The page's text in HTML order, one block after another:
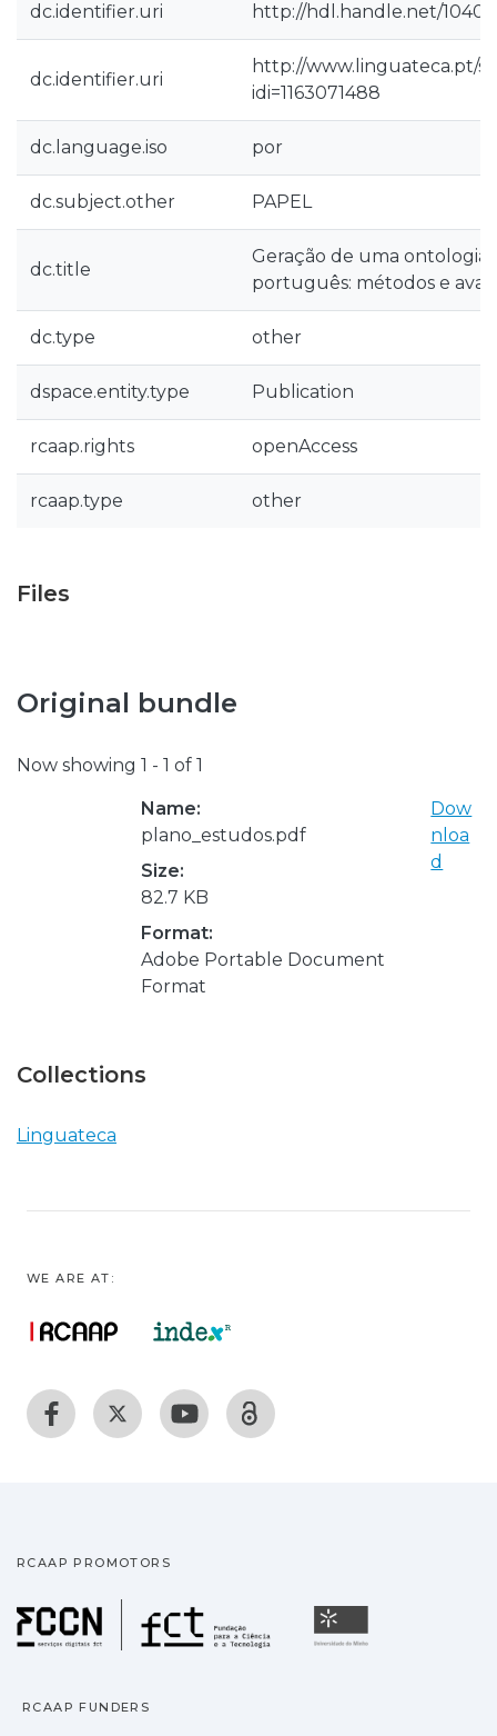
dc.identifier.uri http://hdl.handle.net/
dc.identifier.uri
http://www.linguateca.pt/
idi=1163071488
dc.language.iso por
dc.subject.other PAPEL
dc.title
Geração de uma ontologia
português: métodos e
dc.type other
dspace.entity.type Publication
rcaap.rights openAccess
rcaap.type other
Files
Original bundle
Now showing 1 - 1 of 1
Name:
plano_estudos.pdf
Size:
82.7 KB
Format:
Adobe Portable Document
Format
Dow
nloa
d
Collections
Linguateca
WE ARE AT:
RCAAP PROMOTORS
Fundação para a
RCAAP FUNDERS